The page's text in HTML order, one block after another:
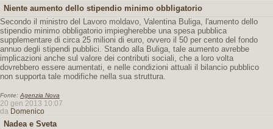
Niente aumento dello stipendio minimo obbligatorio
Secondo il ministro del Lavoro moldavo, Valentina Buliga, l'aumento dello
stipendio minimo obbligatorio impiegherebbe una spesa pubblica
supplementare di circa 25 milioni di euro, ovvero il 50 per cento del fondo
annuo degli stipendi pubblici. Stando alla Buliga, tale aumento avrebbe
implicazioni anche sul valore dei contributi sociali, che a loro volta
dovrebbero essere aumentati, e nelle condizioni attuali il bilancio pubblico
non supporta tale modifiche nella sua struttura.
Fonte: Agenzia Nova
20 gen 2013 10:07
da Domenico
Nadea e Sveta